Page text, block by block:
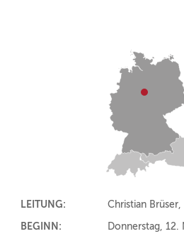
LEITUNG:
Christian
BEGINN:
Donnerstag,